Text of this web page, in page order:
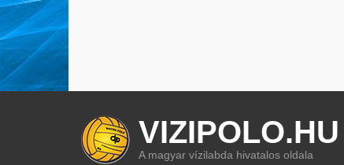
VIZIPOLO.HU
A magyar vízilabda hivatalos oldala